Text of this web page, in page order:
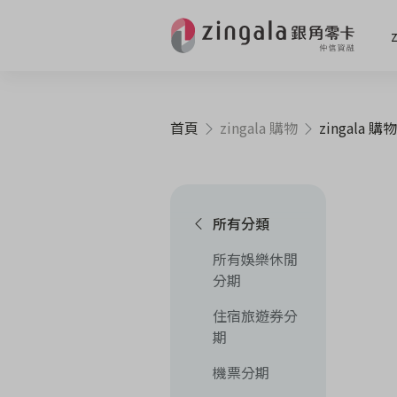
首頁 zingala 購物 zingala 購物
所有分類
所有娛樂休閒
分期
住宿旅遊券分
期
機票分期